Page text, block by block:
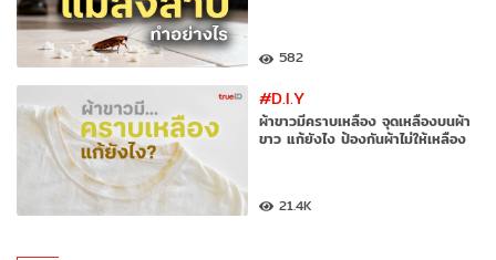
582
#D.I.Y
ผ้าขาวมีคราบเหลือง จุดเหลืองบนผ้า
ขาว แก้ยังไง ป้องกันผ้าไม่ให้เหลือง
21.4K